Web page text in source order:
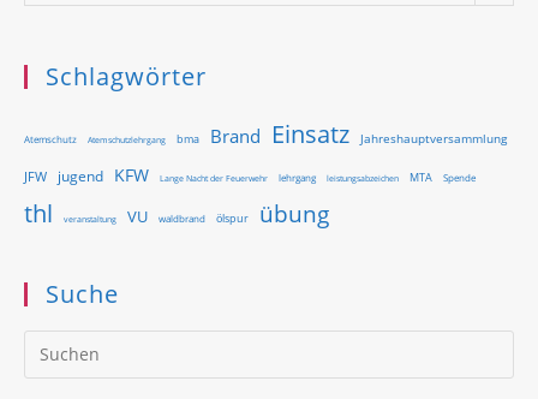
Schlagwörter
Atemschutz Atemschutzlehrgang bma Brand Einsatz Jahreshauptversammlung
JFW jugend KFW Lange Nacht der Feuerwehr lehrgang leistungsabzeichen MTA Spende
thl veranstaltung VU waldbrand ölspur übung
Suche